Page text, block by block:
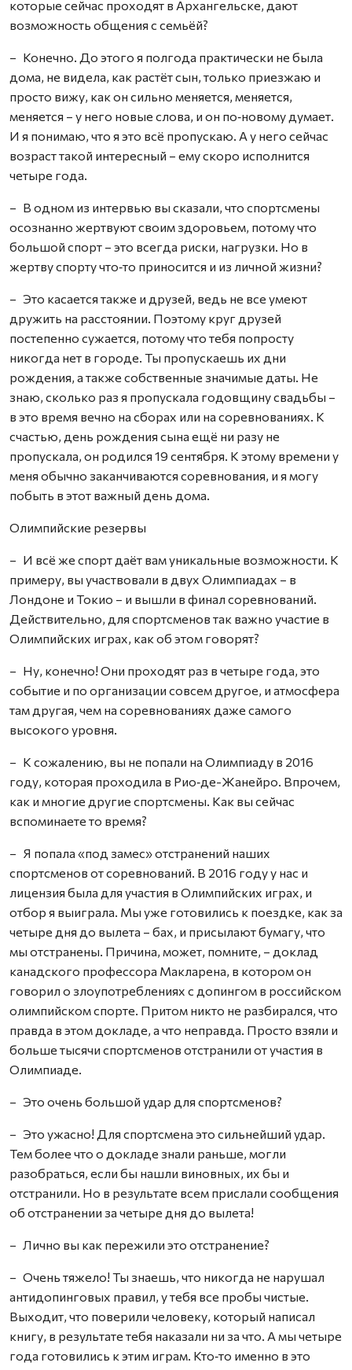
которые сейчас проходят в Архангельске, дают
возможность общения с семьёй?
– Конечно. До этого я полгода практически не была
дома, не видела, как растёт сын, только приезжаю и
просто вижу, как он сильно меняется, меняется,
меняется – у него новые слова, и он по‑новому думает.
И я понимаю, что я это всё пропускаю. А у него сейчас
возраст такой интересный – ему скоро исполнится
четыре года.
– В одном из интервью вы сказали, что спортсмены
осознанно жертвуют своим здоровьем, потому что
большой спорт – это всегда риски, нагрузки. Но в
жертву спорту что‑то приносится и из личной жизни?
– Это касается также и друзей, ведь не все умеют
дружить на расстоянии. Поэтому круг друзей
постепенно сужается, потому что тебя попросту
никогда нет в городе. Ты пропускаешь их дни
рождения, а также собственные значимые даты. Не
знаю, сколько раз я пропускала годовщину свадьбы –
в это время вечно на сборах или на соревнованиях. К
счастью, день рождения сына ещё ни разу не
пропускала, он родился 19 сентября. К этому времени у
меня обычно заканчиваются соревнования, и я могу
побыть в этот важный день дома.
Олимпийские резервы
– И всё же спорт даёт вам уникальные возможности. К
примеру, вы участвовали в двух Олимпиадах – в
Лондоне и Токио – и вышли в финал соревнований.
Действительно, для спортсменов так важно участие в
Олимпийских играх, как об этом говорят?
– Ну, конечно! Они проходят раз в четыре года, это
событие и по организации совсем другое, и атмосфера
там другая, чем на соревнованиях даже самого
высокого уровня.
– К сожалению, вы не попали на Олимпиаду в 2016
году, которая проходила в Рио‑де-Жанейро. Впрочем,
как и многие другие спортсмены. Как вы сейчас
вспоминаете то время?
– Я попала «под замес» отстранений наших
спортсменов от соревнований. В 2016 году у нас и
лицензия была для участия в Олимпийских играх, и
отбор я выиграла. Мы уже готовились к поездке, как за
четыре дня до вылета – бах, и присылают бумагу, что
мы отстранены. Причина, может, помните, – доклад
канадского профессора Макларена, в котором он
говорил о злоупотреблениях с допингом в российском
олимпийском спорте. Притом никто не разбирался, что
правда в этом докладе, а что неправда. Просто взяли и
больше тысячи спортсменов отстранили от участия в
Олимпиаде.
– Это очень большой удар для спортсменов?
– Это ужасно! Для спортсмена это сильнейший удар.
Тем более что о докладе знали раньше, могли
разобраться, если бы нашли виновных, их бы и
отстранили. Но в результате всем прислали сообщения
об отстранении за четыре дня до вылета!
– Лично вы как пережили это отстранение?
– Очень тяжело! Ты знаешь, что никогда не нарушал
антидопинговых правил, у тебя все пробы чистые.
Выходит, что поверили человеку, который написал
книгу, в результате тебя наказали ни за что. А мы четыре
года готовились к этим играм. Кто‑то именно в это